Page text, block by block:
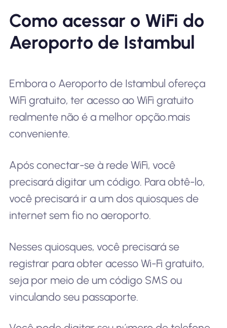
Como acessar o WiFi do
Aeroporto de Istambul
Embora o Aeroporto de Istambul ofereça
WiFi gratuito, ter acesso ao WiFi gratuito
realmente não é a melhor opção.mais
conveniente.
Após conectar-se à rede WiFi, você
precisará digitar um código. Para obtê-lo,
você precisará ir a um dos quiosques de
internet sem fio no aeroporto.
Nesses quiosques, você precisará se
registrar para obter acesso Wi-Fi gratuito,
seja por meio de um código SMS ou
vinculando seu passaporte.